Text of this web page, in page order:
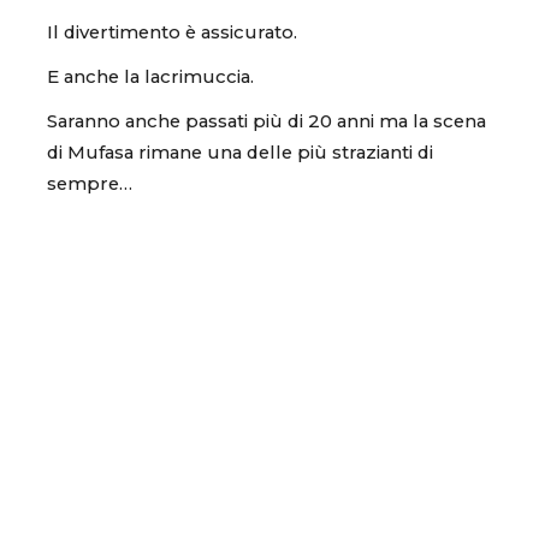
Il divertimento è assicurato.
E anche la lacrimuccia.
Saranno anche passati più di 20 anni ma la scena
di Mufasa rimane una delle più strazianti di
sempre…